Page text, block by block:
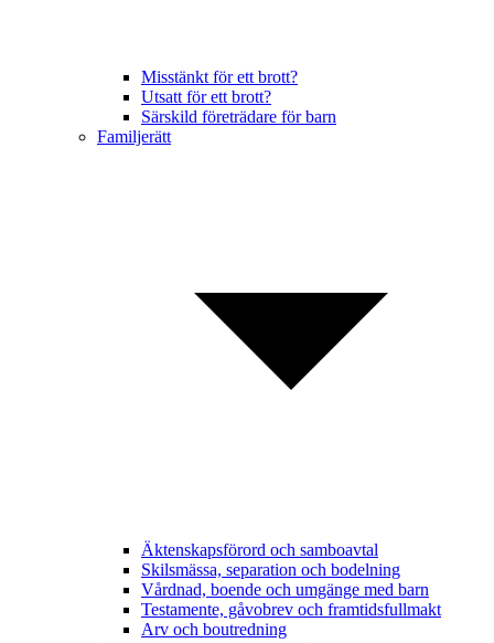
Misstänkt för ett brott?
Utsatt för ett brott?
Särskild företrädare för barn
Familjerätt
Äktenskapsförord och samboavtal
Skilsmässa, separation och bodelning
Vårdnad, boende och umgänge med barn
Testamente, gåvobrev och framtidsfullmakt
Arv och boutredning